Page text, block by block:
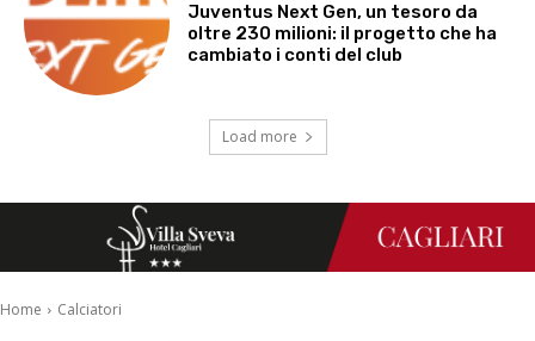
Juventus Next Gen, un tesoro da
oltre 230 milioni: il progetto che ha
cambiato i conti del club
Load more